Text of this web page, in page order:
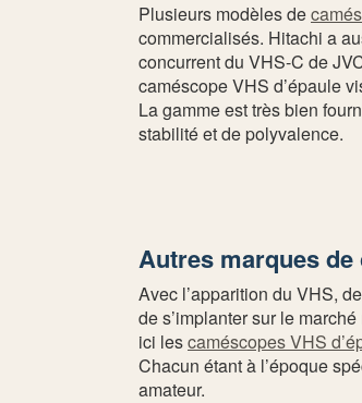
Plusieurs modèles de
commercialisés. Hitachi a
concurrent du VHS-C de
caméscope VHS d’épaule
La gamme est très bien
stabilité et de polyvalence.
Autres marques de
Avec l’apparition du VHS,
de s’implanter sur le
ici lescaméscopes VHS
Chacun étant à l’époque
amateur.